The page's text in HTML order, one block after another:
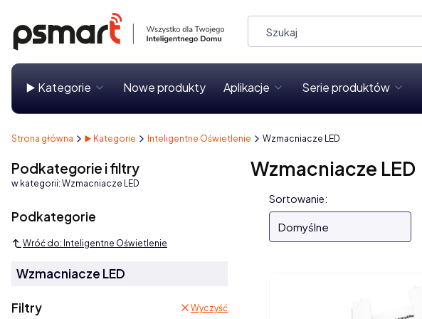
▶️ Kategorie Nowe produkty Aplikacje Serie produktów
Strona główna ▶️ Kategorie Inteligentne Oświetlenie Wzmacniacze LED
Podkategorie i filtry
w kategorii: Wzmacniacze LED
Podkategorie
Wróć do: Inteligentne Oświetlenie
Wzmacniacze LED
Filtry Wyczyść
Wzmacniacze LED
Lista produktów
Sortowanie:
Domyślne